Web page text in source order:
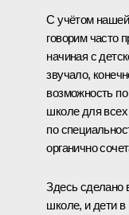
С учётом
говорим часто
начиная с
звучало,
возможность
школе для
по
органично
Здесь сделано
школе, и дети